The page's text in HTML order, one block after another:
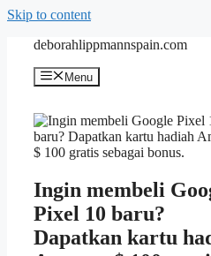
Skip to content
deborahlippmannspain.com
Menu
Ingin membeli
Pixel 10 baru?
Dapatkan kartu